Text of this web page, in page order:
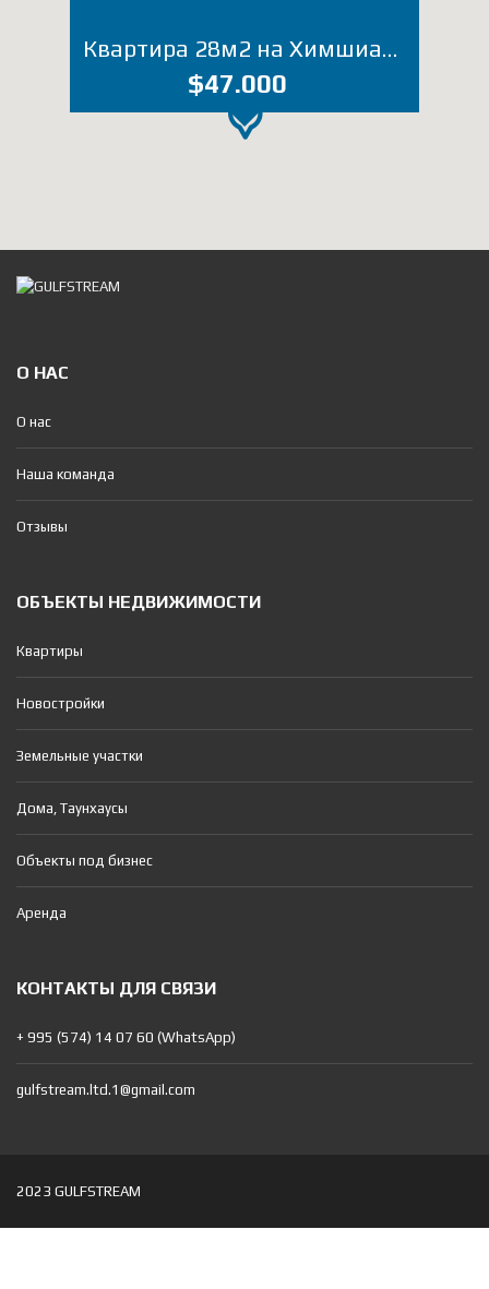
Квартира 28м2 на Химшиашвили (Лот 2965ЕМ)
$47.000
О НАС
О нас
Наша команда
Отзывы
ОБЪЕКТЫ НЕДВИЖИМОСТИ
Квартиры
Новостройки
Земельные участки
Дома, Таунхаусы
Объекты под бизнес
Аренда
КОНТАКТЫ ДЛЯ СВЯЗИ
+ 995 (574) 14 07 60 (WhatsApp)
gulfstream.ltd.1@gmail.com
2023 GULFSTREAM